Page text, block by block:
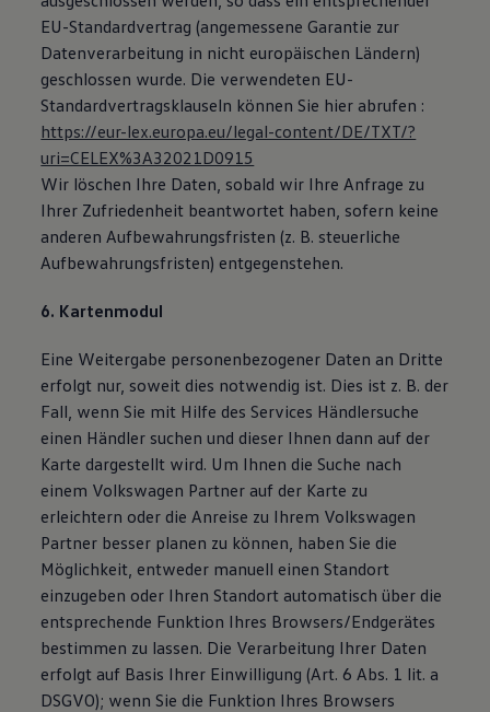
EU-Standardvertrag (angemessene Garantie zur
Datenverarbeitung in nicht europäischen Ländern)
geschlossen wurde. Die verwendeten EU-
Standardvertragsklauseln können Sie hier abrufen :
https://eur-lex.europa.eu/legal-content/DE/TXT/?
uri=CELEX%3A32021D0915
Wir löschen Ihre Daten, sobald wir Ihre Anfrage zu
Ihrer Zufriedenheit beantwortet haben, sofern keine
anderen Aufbewahrungsfristen (z. B. steuerliche
Aufbewahrungsfristen) entgegenstehen.
6. Kartenmodul
Eine Weitergabe personenbezogener Daten an Dritte
erfolgt nur, soweit dies notwendig ist. Dies ist z. B. der
Fall, wenn Sie mit Hilfe des Services Händlersuche
einen Händler suchen und dieser Ihnen dann auf der
Karte dargestellt wird. Um Ihnen die Suche nach
einem Volkswagen Partner auf der Karte zu
erleichtern oder die Anreise zu Ihrem Volkswagen
Partner besser planen zu können, haben Sie die
Möglichkeit, entweder manuell einen Standort
einzugeben oder Ihren Standort automatisch über die
entsprechende Funktion Ihres Browsers/Endgerätes
bestimmen zu lassen. Die Verarbeitung Ihrer Daten
erfolgt auf Basis Ihrer Einwilligung (Art. 6 Abs. 1 lit. a
DSGVO); wenn Sie die Funktion Ihres Browsers